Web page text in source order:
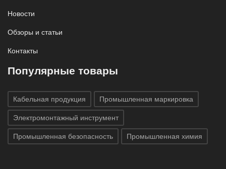
Новости
Обзоры и статьи
Контакты
Популярные товары
Кабельная продукция Промышленная маркировка
Электромонтажный инструмент
Промышленная безопасность Промышленная химия